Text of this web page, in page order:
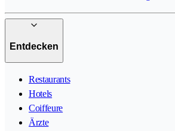
Entdecken
Restaurants
Hotels
Coiffeure
Ärzte